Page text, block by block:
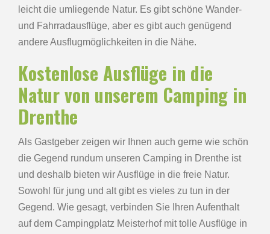
leicht die umliegende Natur. Es gibt schöne Wander-
und Fahrradausflüge, aber es gibt auch genügend
andere Ausflugmöglichkeiten in die Nähe.
Kostenlose Ausflüge in die
Natur von unserem Camping in
Drenthe
Als Gastgeber zeigen wir Ihnen auch gerne wie schön
die Gegend rundum unseren Camping in Drenthe ist
und deshalb bieten wir Ausflüge in die freie Natur.
Sowohl für jung und alt gibt es vieles zu tun in der
Gegend. Wie gesagt, verbinden Sie Ihren Aufenthalt
auf dem Campingplatz Meisterhof mit tolle Ausflüge in